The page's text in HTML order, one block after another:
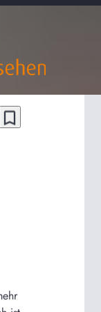
bookmark_border